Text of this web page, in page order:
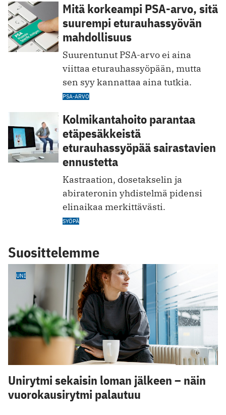
Mitä korkeampi PSA-arvo, sitä
suurempi eturauhassyövän
mahdollisuus
Suurentunut PSA-arvo ei aina
viittaa eturauhassyöpään, mutta
sen syy kannattaa aina tutkia.
PSA-ARVO
Kolmikantahoito parantaa
etäpesäkkeistä
eturauhassyöpää sairastavien
ennustetta
Kastraation, dosetakselin ja
abirateronin yhdistelmä pidensi
elinaikaa merkittävästi.
SYÖPÄ
Suosittelemme
UNI
Unirytmi sekaisin loman jälkeen – näin
vuorokausirytmi palautuu